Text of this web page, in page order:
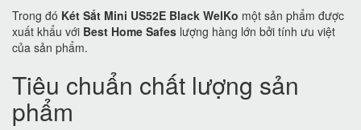
Trong đó Két Sắt Mini US52E Black WelKo một sản phẩm được
xuất khẩu với Best Home Safes lượng hàng lớn bởi tính ưu việt
của sản phẩm.
Tiêu chuẩn chất lượng sản
phẩm